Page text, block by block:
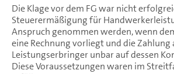
Die Klage vor dem FG war nicht
Steuerermäßigung für
Anspruch genommen werden, wenn
eine Rechnung vorliegt und die Zahlung
Leistungserbringer unbar auf dessen
Diese Voraussetzungen waren im